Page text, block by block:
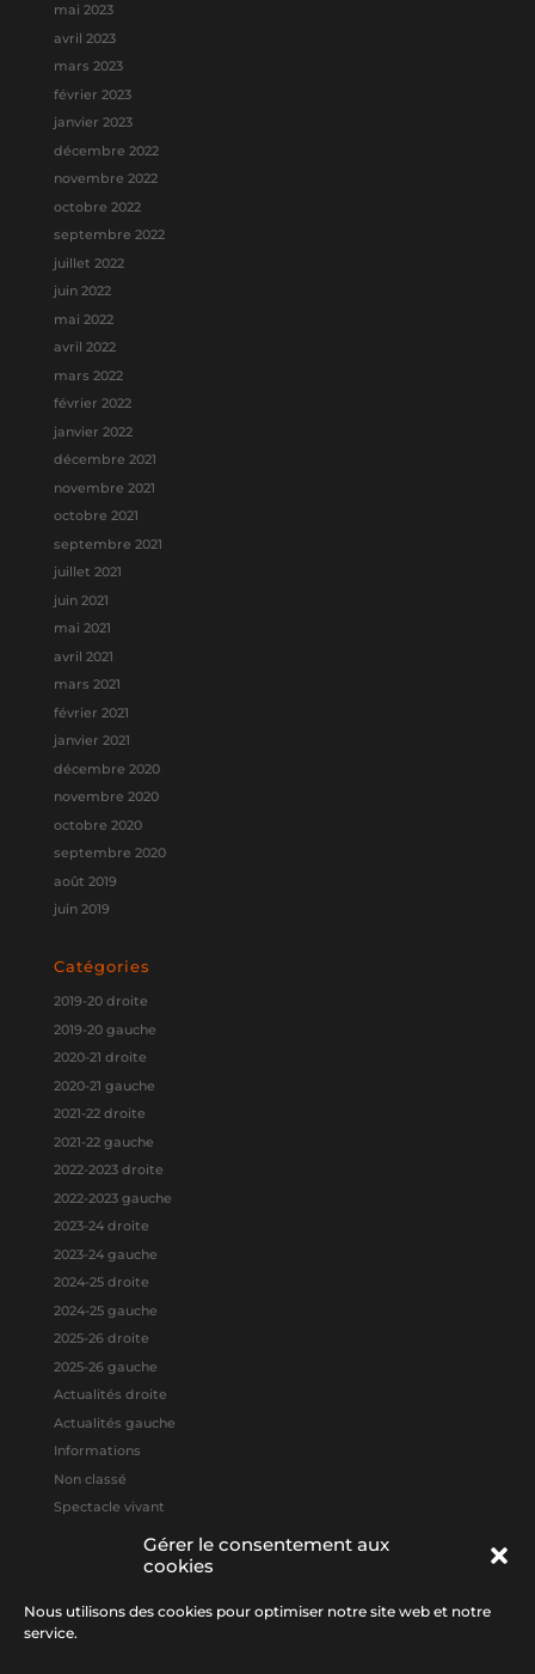
Gérer le consentement aux
cookies
Nous utilisons des cookies pour optimiser notre site web et notre
service.
mai 2023
avril 2023
mars 2023
février 2023
janvier 2023
décembre 2022
novembre 2022
octobre 2022
septembre 2022
juillet 2022
juin 2022
mai 2022
avril 2022
mars 2022
février 2022
janvier 2022
décembre 2021
novembre 2021
octobre 2021
septembre 2021
juillet 2021
juin 2021
mai 2021
avril 2021
mars 2021
février 2021
janvier 2021
décembre 2020
novembre 2020
octobre 2020
septembre 2020
août 2019
juin 2019
Catégories
2019-20 droite
2019-20 gauche
2020-21 droite
2020-21 gauche
2021-22 droite
2021-22 gauche
2022-2023 droite
2022-2023 gauche
2023-24 droite
2023-24 gauche
2024-25 droite
2024-25 gauche
2025-26 droite
2025-26 gauche
Actualités droite
Actualités gauche
Informations
Non classé
Spectacle vivant
Flux des publications